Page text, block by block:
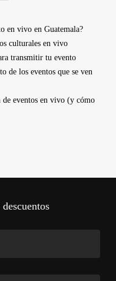
en vivo en Guatemala?
culturales en vivo
transmitir tu evento
de los eventos que se ven
de eventos en vivo (y cómo